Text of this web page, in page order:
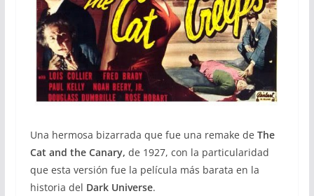
Una hermosa bizarrada que fue una remake de The
Cat and the Canary, de 1927, con la particularidad
que esta versión fue la película más barata en la
historia del Dark Universe.